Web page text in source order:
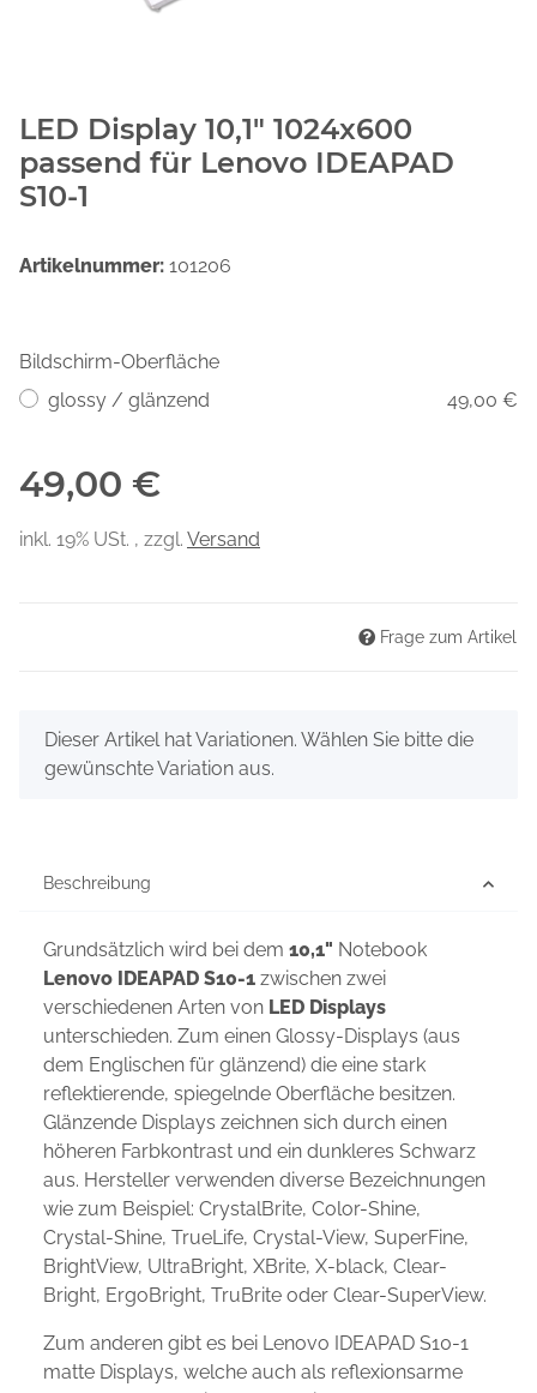
LED Display 10,1" 1024x600
passend für Lenovo IDEAPAD
S10-1
Artikelnummer: 101206
Bildschirm-Oberfläche
glossy / glänzend
49,00 €
49,00 €
inkl. 19% USt. , zzgl. Versand
Frage zum Artikel
x
Dieser Artikel hat Variationen. Wählen Sie bitte die
gewünschte Variation aus.
Beschreibung
Grundsätzlich wird bei dem 10,1" Notebook
Lenovo IDEAPAD S10-1 zwischen zwei
verschiedenen Arten von LED Displays
unterschieden. Zum einen Glossy-Displays (aus
dem Englischen für glänzend) die eine stark
reflektierende, spiegelnde Oberfläche besitzen.
Glänzende Displays zeichnen sich durch einen
höheren Farbkontrast und ein dunkleres Schwarz
aus. Hersteller verwenden diverse Bezeichnungen
wie zum Beispiel: CrystalBrite, Color-Shine,
Crystal-Shine, TrueLife, Crystal-View, SuperFine,
BrightView, UltraBright, XBrite, X-black, Clear-
Bright, ErgoBright, TruBrite oder Clear-SuperView.
Zum anderen gibt es bei Lenovo IDEAPAD S10-1
matte Displays, welche auch als reflexionsarme